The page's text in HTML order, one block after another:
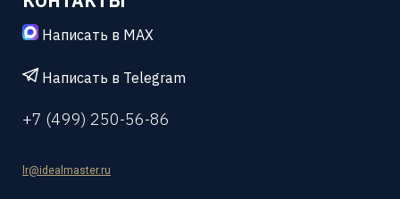
Написать в MAX
Написать в Telegram
+7 (499) 250-56-86
lr@idealmaster.ru